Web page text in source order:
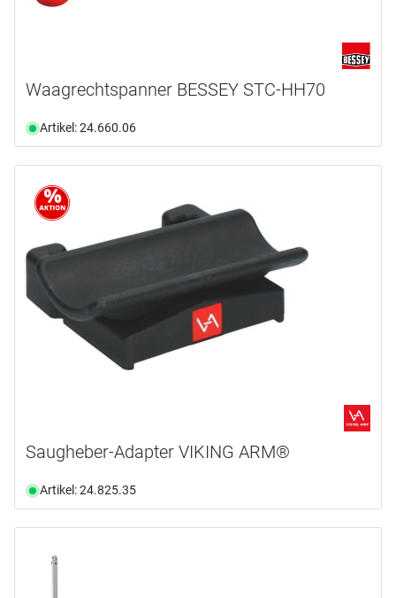
Waagrechtspanner BESSEY STC-HH70
Artikel: 24.660.06
Saugheber-Adapter VIKING ARM®
Artikel: 24.825.35